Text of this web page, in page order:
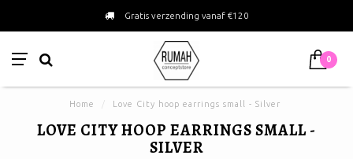
Gratis verzending vanaf €120
0
Home Love City hoop earrings small - Silver
LOVE CITY HOOP EARRINGS SMALL -
SILVER